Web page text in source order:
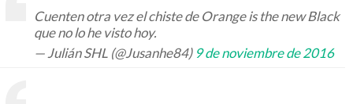
Cuenten otra vez el chiste de Orange is the new Black
que no lo he visto hoy.
— Julián SHL (@Jusanhe84) 9 de noviembre de 2016